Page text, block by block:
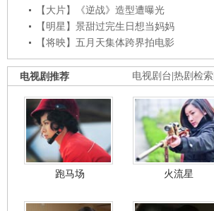
【大片】《逆战》造型遭曝光
【明星】景甜过完生日想当妈妈
【将映】五月天集体跨界拍电影
电视剧台 热剧检索
电视剧推荐
跑马场 火流星